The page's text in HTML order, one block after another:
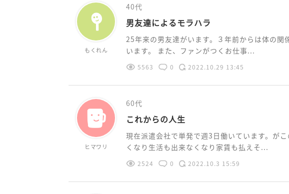
もくれん
40代
男友達によるモラハラ
25年来の男友達がいます。３年前からは体の
います。 また、ファンがつくお仕事...
5563 0 2022.10.29 13:45
ヒマワリ
60代
これからの人生
現在派遣会社で単発で週3日働いています。が
くなり生活も出来なくなり家賃も払えそ...
2524 0 2022.10.3 15:59